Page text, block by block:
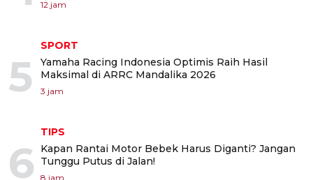
12 jam
5
SPORT
Yamaha Racing Indonesia Optimis Raih Hasil
Maksimal di ARRC Mandalika 2026
3 jam
6
TIPS
Kapan Rantai Motor Bebek Harus Diganti? Jangan
Tunggu Putus di Jalan!
8 jam